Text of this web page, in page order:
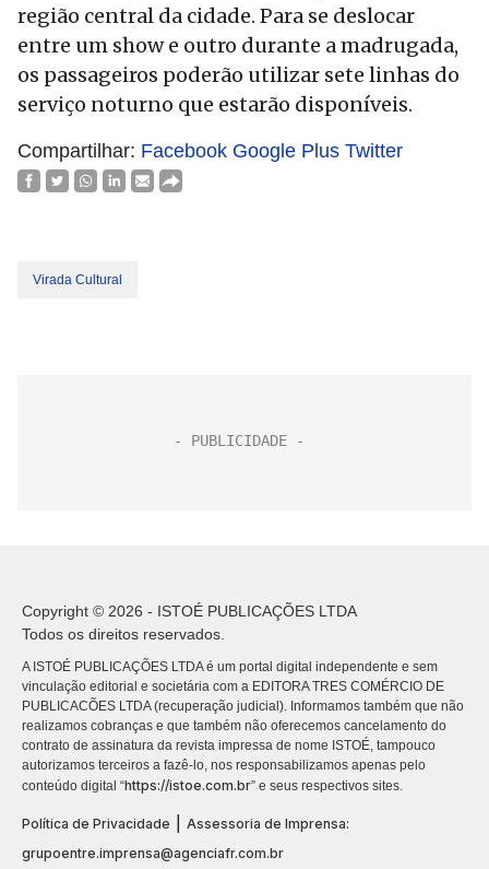
região central da cidade. Para se deslocar
entre um show e outro durante a madrugada,
os passageiros poderão utilizar sete linhas do
serviço noturno que estarão disponíveis.
Compartilhar: Facebook Google Plus Twitter
Virada Cultural
Copyright © 2026 - ISTOÉ PUBLICAÇÕES LTDA
Todos os direitos reservados.
A ISTOÉ PUBLICAÇÕES LTDA é um portal digital independente e sem
vinculação editorial e societária com a EDITORA TRES COMÉRCIO DE
PUBLICACÕES LTDA (recuperação judicial). Informamos também que não
realizamos cobranças e que também não oferecemos cancelamento do
contrato de assinatura da revista impressa de nome ISTOÉ, tampouco
autorizamos terceiros a fazê-lo, nos responsabilizamos apenas pelo
conteúdo digital “https://istoe.com.br” e seus respectivos sites.
Política de Privacidade | Assessoria de Imprensa:
grupoentre.imprensa@agenciafr.com.br